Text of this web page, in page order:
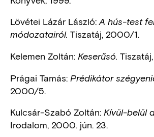
Lövétei Lázár László: A hús-test
módozatairól. Tiszatáj, 2000/1.
Kelemen Zoltán: Keserűsó.
Prágai Tamás: Prédikátor
2000/5.
Kulcsár-Szabó Zoltán: Kívül-belül
Irodalom, 2000. jún. 23.